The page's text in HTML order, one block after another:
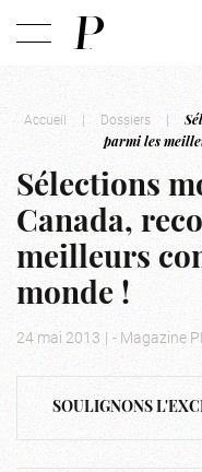
Accueil | Dossiers |
parmi les
Sélections
Canada,
meilleurs
monde !
24 mai 2013 | - Magazine
SOULIGNONS